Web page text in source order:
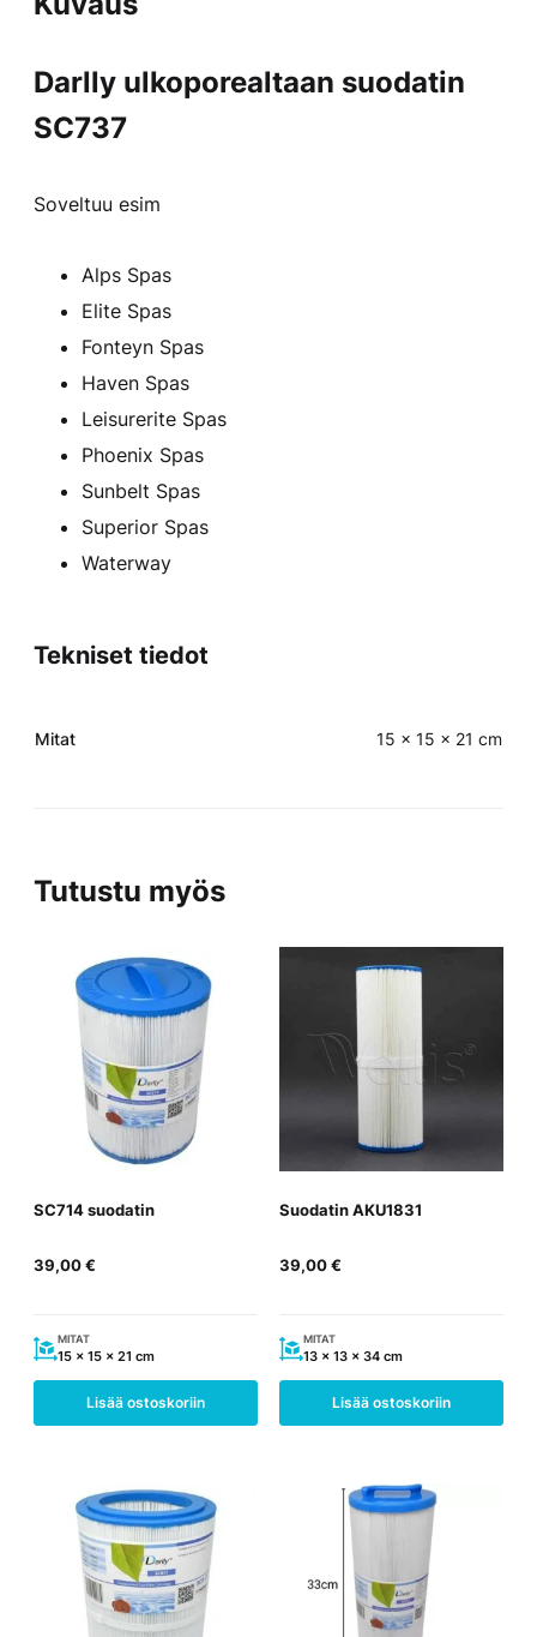
Darlly ulkoporealtaan suodatin
SC737
Soveltuu esim
Alps Spas
Elite Spas
Fonteyn Spas
Haven Spas
Leisurerite Spas
Phoenix Spas
Sunbelt Spas
Superior Spas
Waterway
Tekniset tiedot
Mitat 15 x 15 x 21 cm
Tutustu myös
SC714 suodatin
39,00€
MITAT
15 x 15 x 21 cm
Lisää ostoskoriin
Suodatin AKU1831
39,00€
MITAT
13 x 13 x 34 cm
Lisää ostoskoriin